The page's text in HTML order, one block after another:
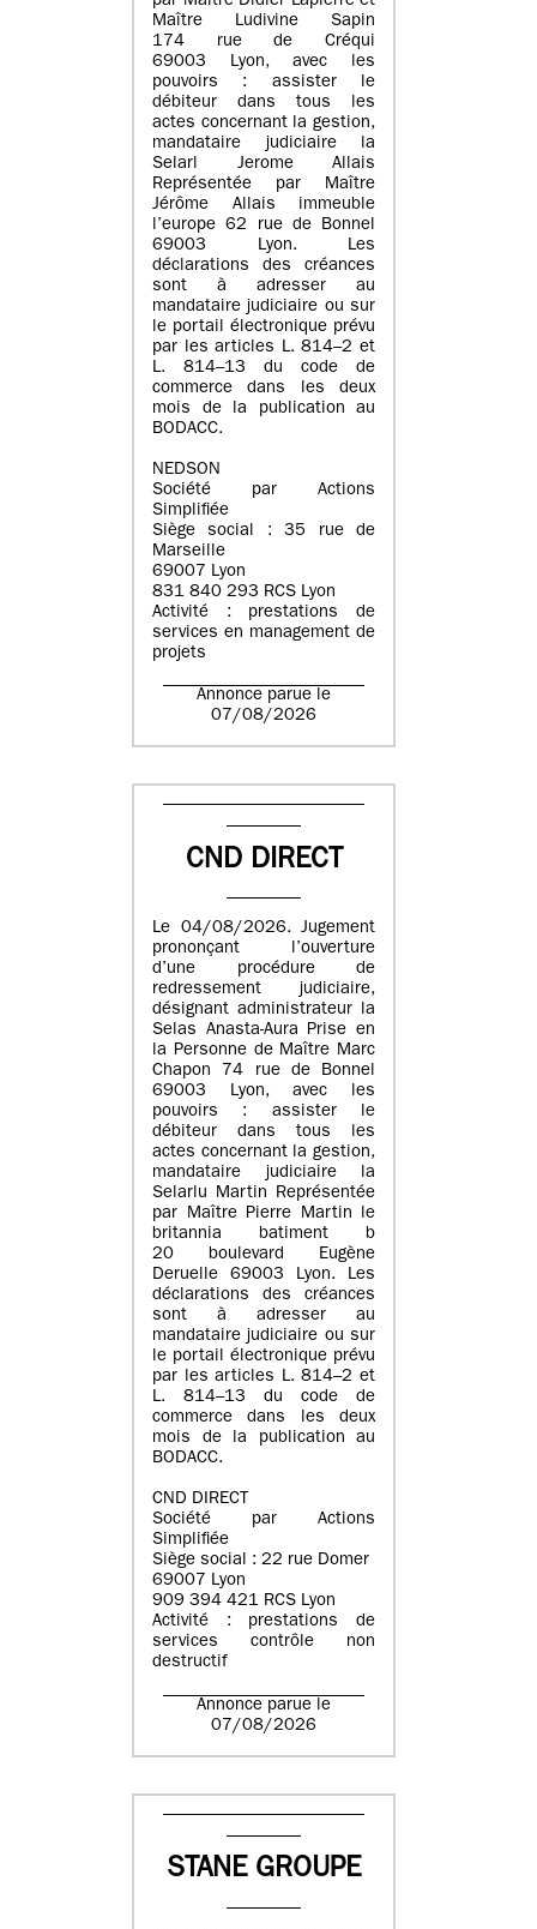
Maître Ludivine Sapin
174 rue de Créqui
69003 Lyon, avec les
pouvoirs : assister le
débiteur dans tous les
actes concernant la gestion,
mandataire judiciaire la
Selarl Jerome Allais
Représentée par Maître
Jérôme Allais immeuble
l’europe 62 rue de Bonnel
69003 Lyon. Les
déclarations des créances
sont à adresser au
mandataire judiciaire ou sur
le portail électronique prévu
par les articles L. 814–2 et
L. 814–13 du code de
commerce dans les deux
mois de la publication au
BODACC.
NEDSON
Société par Actions
Simplifiée
Siège social : 35 rue de
Marseille
69007 Lyon
831 840 293 RCS Lyon
Activité : prestations de
services en management de
projets
Annonce parue le
07/08/2026
CND DIRECT
Le 04/08/2026. Jugement
prononçant l’ouverture
d’une procédure de
redressement judiciaire,
désignant administrateur la
Selas Anasta-Aura Prise en
la Personne de Maître Marc
Chapon 74 rue de Bonnel
69003 Lyon, avec les
pouvoirs : assister le
débiteur dans tous les
actes concernant la gestion,
mandataire judiciaire la
Selarlu Martin Représentée
par Maître Pierre Martin le
britannia batiment b
20 boulevard Eugène
Deruelle 69003 Lyon. Les
déclarations des créances
sont à adresser au
mandataire judiciaire ou sur
le portail électronique prévu
par les articles L. 814–2 et
L. 814–13 du code de
commerce dans les deux
mois de la publication au
BODACC.
CND DIRECT
Société par Actions
Simplifiée
Siège social : 22 rue Domer
69007 Lyon
909 394 421 RCS Lyon
Activité : prestations de
services contrôle non
destructif
Annonce parue le
07/08/2026
STANE GROUPE